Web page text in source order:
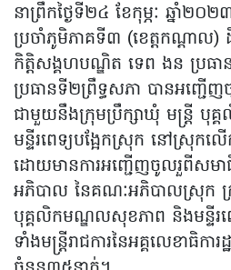
នាព្រឹកថ្ងៃទី២៤ ខែកុម្ភៈ ឆ្នាំ២០
ប្រចាំភូមិភាគទី៣ (ខេត្តកណ្តាល
កិត្តិសង្គហបណ្ឌិត ទេព ងន ប្រធា
ប្រធានទី២ព្រឹទ្ធសភា បានអញ្
ជាមួយនឹងក្រុមប្រឹក្សាឃុំ មន្រ្តី
មន្ទីរពេទ្យបង្អែកស្រុក នៅស្រុកល
ដោយមានការអញ្ជើញចូលរួពីសមាជិ
អភិបាល នៃគណៈអភិបាលស្រុក ក្
បុគ្គលិកមណ្ឌលសុខភាព និងមន្ទីរព
ទាំងមន្រ្តីរាជការនៃអគ្គលេខាធិកា